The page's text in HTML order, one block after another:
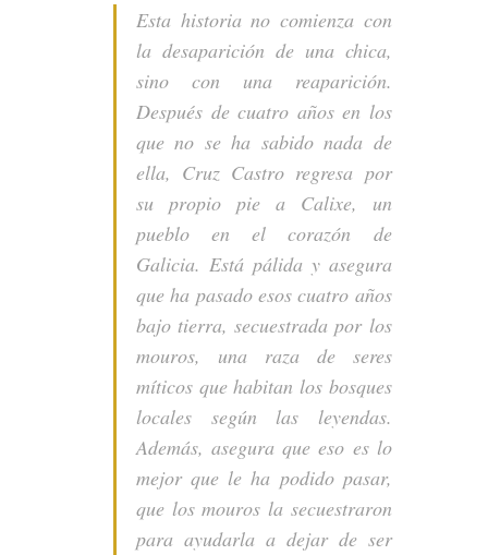
Esta historia no comienza con
la desaparición de una chica,
sino con una reaparición.
Después de cuatro años en los
que no se ha sabido nada de
ella, Cruz Castro regresa por
su propio pie a Calixe, un
pueblo en el corazón de
Galicia. Está pálida y asegura
que ha pasado esos cuatro años
bajo tierra, secuestrada por los
mouros, una raza de seres
míticos que habitan los bosques
locales según las leyendas.
Además, asegura que eso es lo
mejor que le ha podido pasar,
que los mouros la secuestraron
para ayudarla a dejar de ser